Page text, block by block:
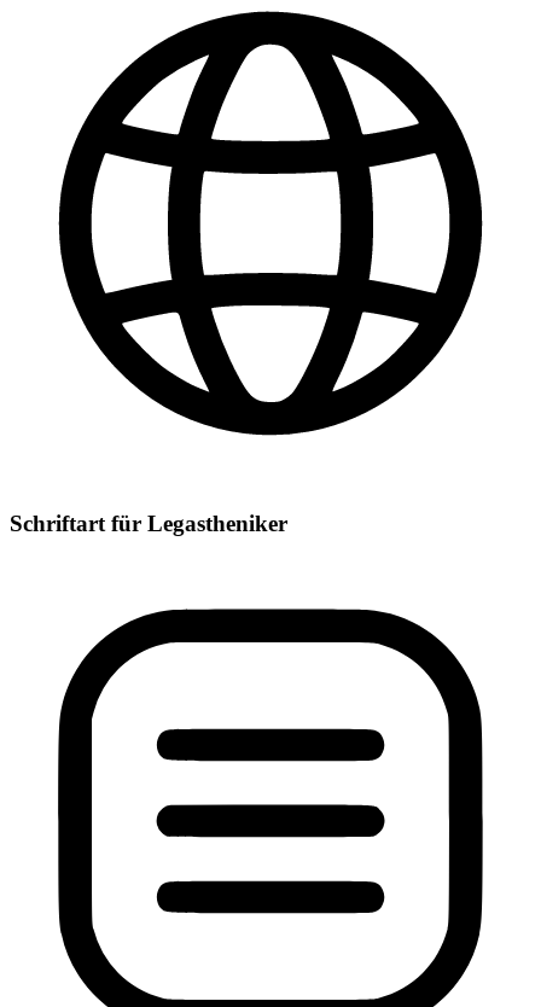
Schriftart für Legastheniker